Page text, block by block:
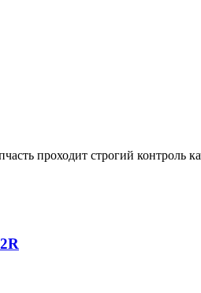
проходит строгий контроль